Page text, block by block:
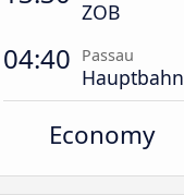
ZOB
04:40 Passau
Economy